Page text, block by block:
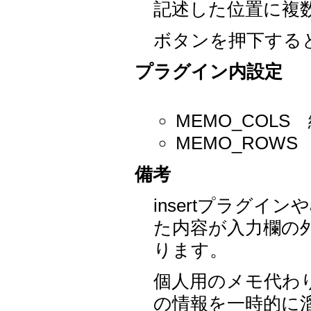
記述した位置に複
ボタンを押下する
プラグイン内設定
MEMO_COLS
備考
insertプラグイン
た内容が入力欄の
ります。
個人用のメモ代わ
の情報を一時的に